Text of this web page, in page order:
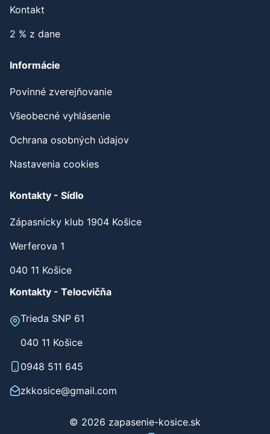
Kontakt
2 % z dane
Informácie
Povinné zverejňovanie
Všeobecné vyhlásenie
Ochrana osobných údajov
Nastavenia cookies
Kontakty - Sídlo
Zápasnícky klub 1904 Košice
Werferova 1
040 11 Košice
Kontakty - Telocvičňa
Trieda SNP 61
040 11 Košice
0948 511 645
zkkosice@gmail.com
© 2026 zapasenie-kosice.sk